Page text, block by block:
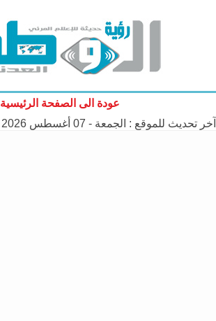
عودة الى الصفحة الرئيسية
آخر تحديث للموقع : الجمعة - 07 أغسطس 2026 - 02:32 ص